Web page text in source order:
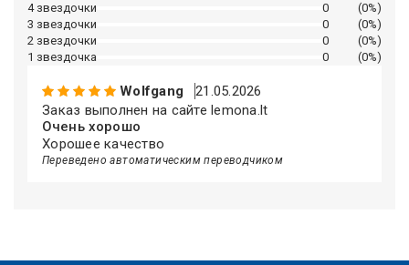
4 звездочки
0
(0%)
3 звездочки
0
(0%)
2 звездочки
0
(0%)
1 звездочка
0 (0%)
Wolfgang
21.05.2026
Заказ выполнен на сайте lemona.lt
Очень хорошо
Хорошее качество
Переведено автоматическим переводчиком